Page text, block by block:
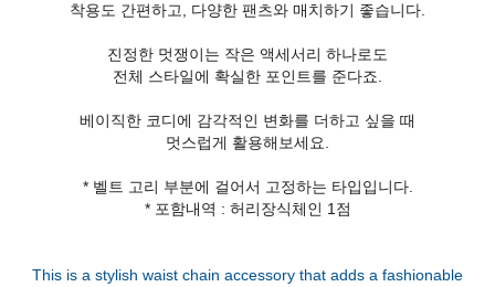
착용도 간편하고, 다양한 팬츠와 매치하기 좋습니다.
진정한 멋쟁이는 작은 액세서리 하나로도
전체 스타일에 확실한 포인트를 준다죠.
베이직한 코디에 감각적인 변화를 더하고 싶을 때
멋스럽게 활용해보세요.
* 벨트 고리 부분에 걸어서 고정하는 타입입니다.
* 포함내역 : 허리장식체인 1점
This is a stylish waist chain accessory that adds a fashionable